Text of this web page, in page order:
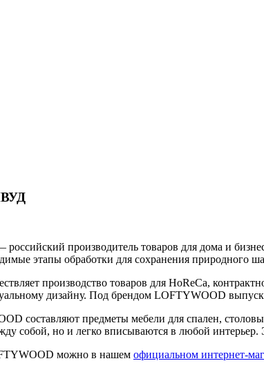
производитель товаров для дома и
этапы обработки для сохранения природного
производство товаров для HoReCa,
дизайну. Под брендом LOFTYWOOD
составляют предметы мебели для спален,
собой, но и легко вписываются в любой
можно в нашем официальном интернет-